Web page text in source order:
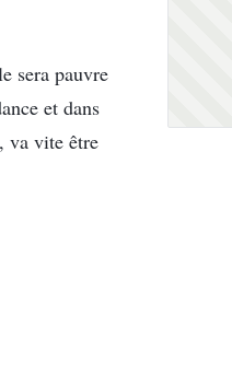
sera pauvre
et dans
va vite être